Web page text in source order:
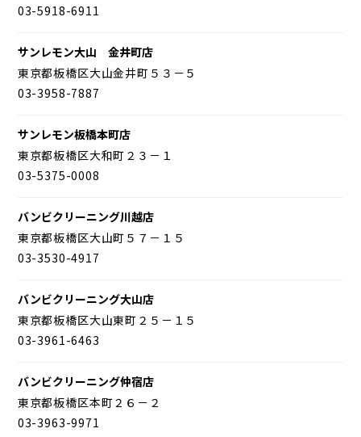
03-5918-6911
サンレモン大山 金井町店
東京都板橋区大山金井町５３－５
03-3958-7887
サンレモン板橋本町店
東京都板橋区大和町２３－１
03-5375-0008
バンビクリーニング川越店
東京都板橋区大山町５７－１５
03-3530-4917
バンビクリーニング大山店
東京都板橋区大山東町２５－１５
03-3961-6463
バンビクリーニング仲宿店
東京都板橋区本町２６－２
03-3963-9971